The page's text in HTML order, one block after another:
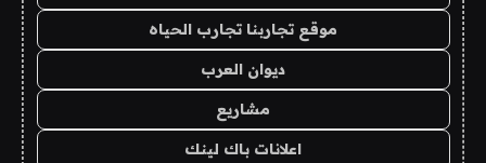
موقع تجاربنا تجارب الحياه
ديوان العرب
مشاريع
اعلانات باك لينك